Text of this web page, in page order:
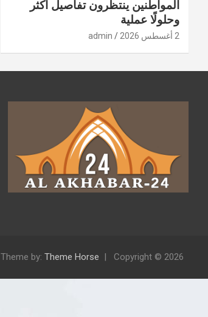
المواطنين ينتظرون تفاصيل أكثر
وحلولًا عملية
2 أغسطس 2026 admin
Copyright © 2026
Theme by: Theme Horse